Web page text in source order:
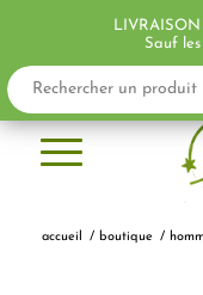
accueil / boutique /
Sauf